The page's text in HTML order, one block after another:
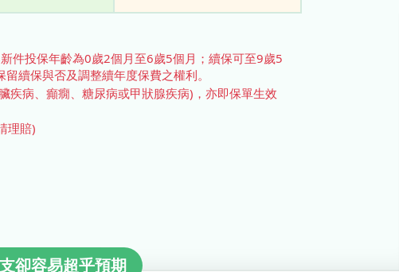
件投保年齡為0歲2個月至6歲5個月；續保可至9歲5
續保與否及調整續年度保費之權利。
疾病、癲癇、糖尿病或甲狀腺疾病)，亦即保單生效
理賠)
卻容易超乎預期